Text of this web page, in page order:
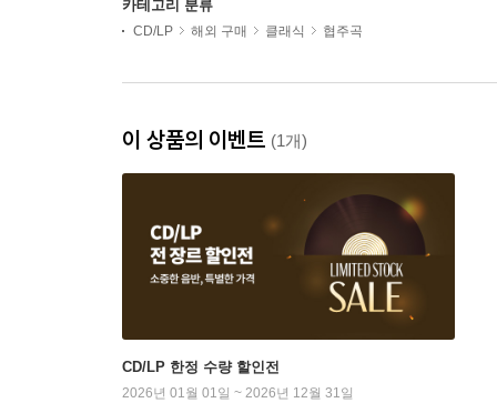
카테고리 분류
CD/LP 해외 구매 클래식 협주곡
이 상품의 이벤트 (1개)
CD/LP 한정 수량 할인전
2026년 01월 01일 ~ 2026년 12월 31일